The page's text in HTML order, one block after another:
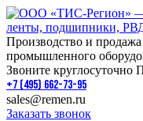
Производство и
промышленного
Звоните круглосуточно
+7 (495) 662-73-95
sales@remen.ru
Заказать звонок